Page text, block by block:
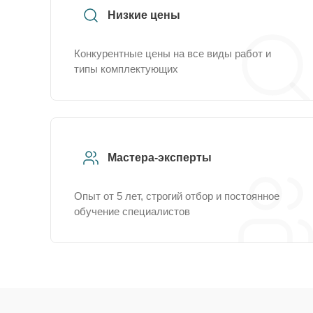
Низкие цены
Конкурентные цены на все виды работ и
типы комплектующих
Мастера-эксперты
Опыт от 5 лет, строгий отбор и постоянное
обучение специалистов